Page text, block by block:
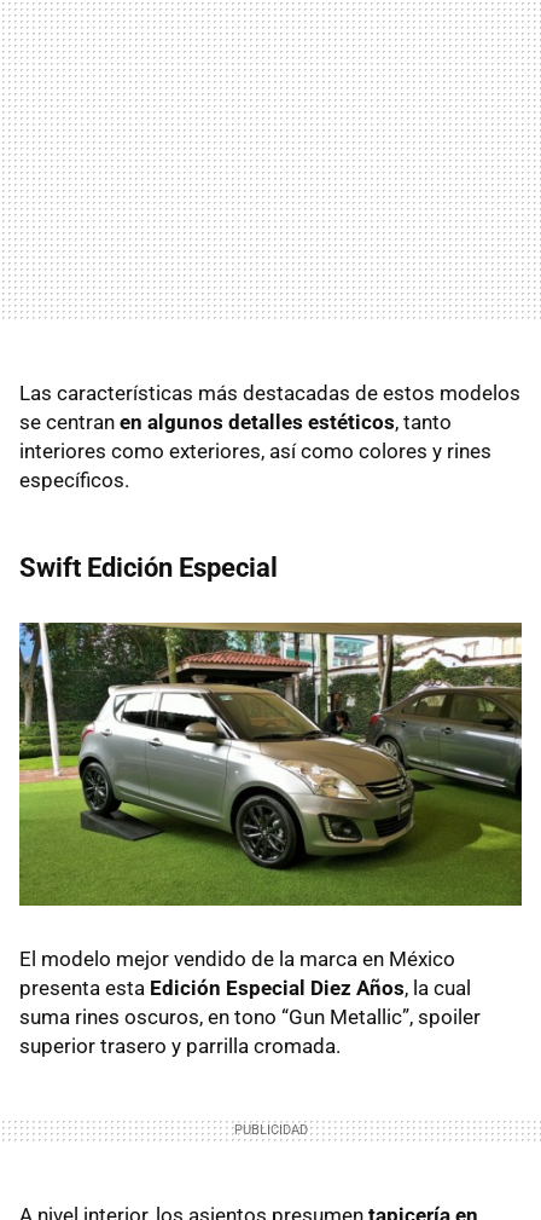
Las características más destacadas de estos modelos
se centran en algunos detalles estéticos, tanto
interiores como exteriores, así como colores y rines
específicos.
Swift Edición Especial
El modelo mejor vendido de la marca en México
presenta esta Edición Especial Diez Años, la cual
suma rines oscuros, en tono “Gun Metallic”, spoiler
superior trasero y parrilla cromada.
A nivel interior, los asientos presumen tapicería en